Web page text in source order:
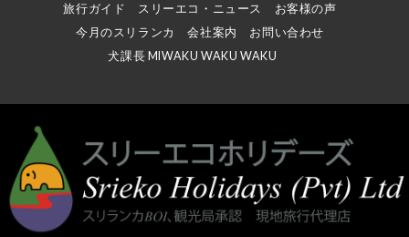
旅行ガイド
スリーエコ・ニュース
お客様の声
今月のスリランカ
会社案内
お問い合わせ
犬課長 MIWAKU WAKU WAKU